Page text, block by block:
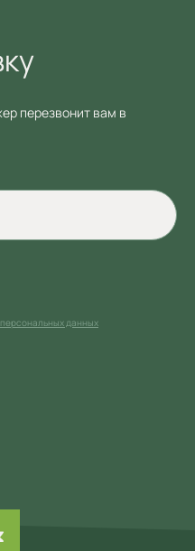
данных
перезвонит вам в